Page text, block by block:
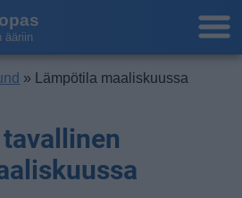
ääriin
» Lämpötila maaliskuussa